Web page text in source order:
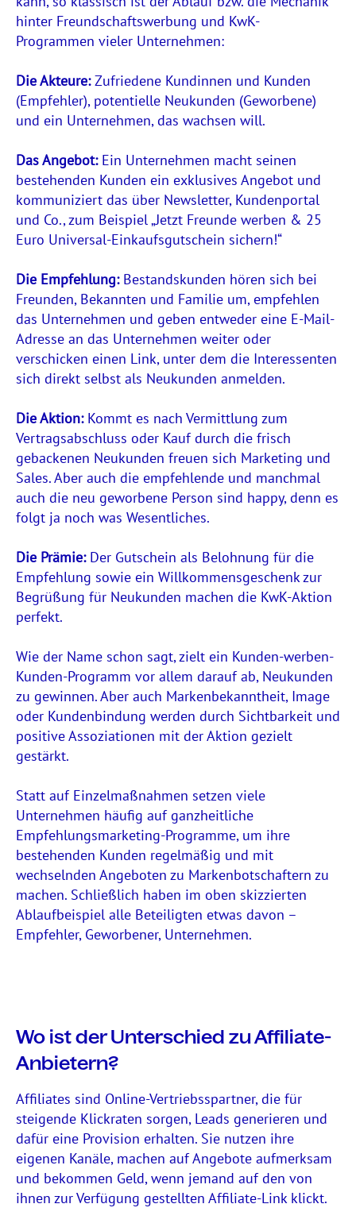
hinter Freundschaftswerbung und KwK-
Programmen vieler Unternehmen:
Die Akteure:Zufriedene Kundinnen und Kunden
(Empfehler), potentielle Neukunden (Geworbene)
und ein Unternehmen, das wachsen will.
Das Angebot:Ein Unternehmen macht seinen
bestehenden Kunden ein exklusives Angebot und
kommuniziert das über Newsletter, Kundenportal
und Co., zum Beispiel „Jetzt Freunde werben & 25
Euro Universal-Einkaufsgutschein sichern!“
Die Empfehlung:Bestandskunden hören sich bei
Freunden, Bekannten und Familie um, empfehlen
das Unternehmen und geben entweder eine E-Mail-
Adresse an das Unternehmen weiter oder
verschicken einen Link, unter dem die Interessenten
sich direkt selbst als Neukunden anmelden.
Die Aktion:Kommt es nach Vermittlung zum
Vertragsabschluss oder Kauf durch die frisch
gebackenen Neukunden freuen sich Marketing und
Sales. Aber auch die empfehlende und manchmal
auch die neu geworbene Person sind happy, denn es
folgt ja noch was Wesentliches.
Die Prämie: Der Gutschein als Belohnung für die
Empfehlung sowie ein Willkommensgeschenk zur
Begrüßung für Neukunden machen die KwK-Aktion
perfekt.
Wie der Name schon sagt, zielt ein Kunden-werben-
Kunden-Programm vor allem darauf ab, Neukunden
zu gewinnen. Aber auch Markenbekanntheit, Image
oder Kundenbindung werden durch Sichtbarkeit und
positive Assoziationen mit der Aktion gezielt
gestärkt.
Statt auf Einzelmaßnahmen setzen viele
Unternehmen häufig auf ganzheitliche
Empfehlungsmarketing-Programme, um ihre
bestehenden Kunden regelmäßig und mit
wechselnden Angeboten zu Markenbotschaftern zu
machen. Schließlich haben im oben skizzierten
Ablaufbeispiel alle Beteiligten etwas davon –
Empfehler, Geworbener, Unternehmen.
Wo ist der Unterschied zu Affiliate-
Anbietern?
Affiliates sind Online-Vertriebsspartner, die für
steigende Klickraten sorgen, Leads generieren und
dafür eine Provision erhalten. Sie nutzen ihre
eigenen Kanäle, machen auf Angebote aufmerksam
und bekommen Geld, wenn jemand auf den von
ihnen zur Verfügung gestellten Affiliate-Link klickt.